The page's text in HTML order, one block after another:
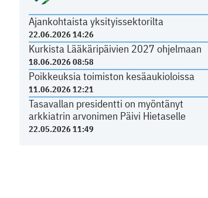
Ajankohtaista yksityissektorilta
22.06.2026 14:26
Kurkista Lääkäripäivien 2027 ohjelmaan
18.06.2026 08:58
Poikkeuksia toimiston kesäaukioloissa
11.06.2026 12:21
Tasavallan presidentti on myöntänyt
arkkiatrin arvonimen Päivi Hietaselle
22.05.2026 11:49